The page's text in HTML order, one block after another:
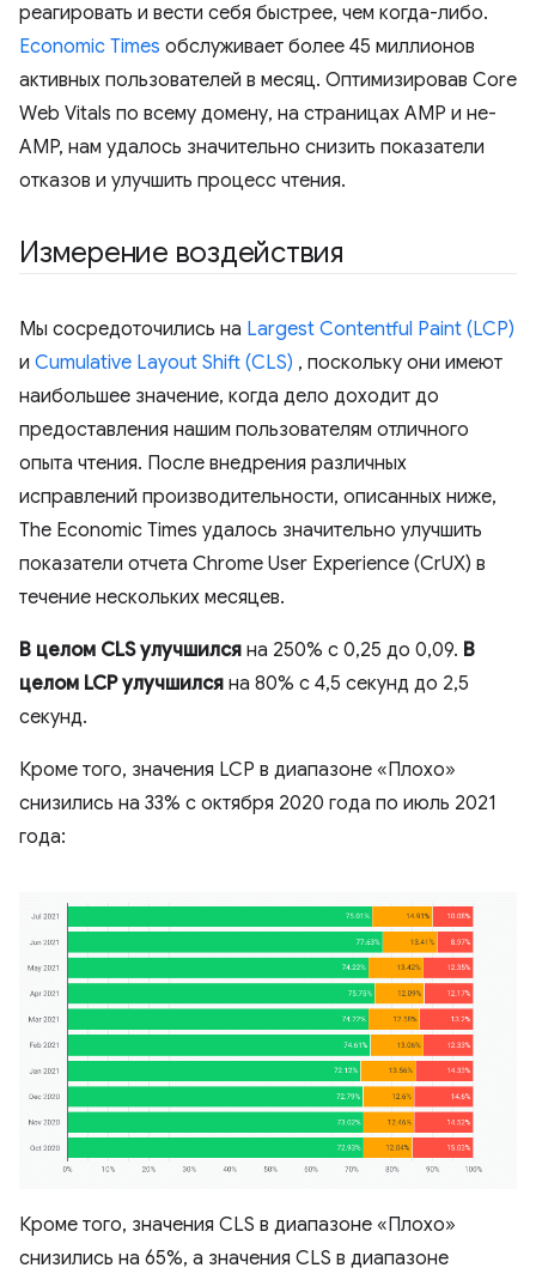
реагировать и вести себя быстрее, чем когда-либо.
Economic Times обслуживает более 45 миллионов
активных пользователей в месяц. Оптимизировав Core
Web Vitals по всему домену, на страницах AMP и не-
AMP, нам удалось значительно снизить показатели
отказов и улучшить процесс чтения.
Измерение воздействия
Мы сосредоточились на Largest Contentful Paint (LCP)
и Cumulative Layout Shift (CLS) , поскольку они имеют
наибольшее значение, когда дело доходит до
предоставления нашим пользователям отличного
опыта чтения. После внедрения различных
исправлений производительности, описанных ниже,
The Economic Times удалось значительно улучшить
показатели отчета Chrome User Experience (CrUX) в
течение нескольких месяцев.
В целом CLS улучшился на 250% с 0,25 до 0,09. В
целом LCP улучшился на 80% с 4,5 секунд до 2,5
секунд.
Кроме того, значения LCP в диапазоне «Плохо»
снизились на 33% с октября 2020 года по июль 2021
года:
Кроме того, значения CLS в диапазоне «Плохо»
снизились на 65%, а значения CLS в диапазоне